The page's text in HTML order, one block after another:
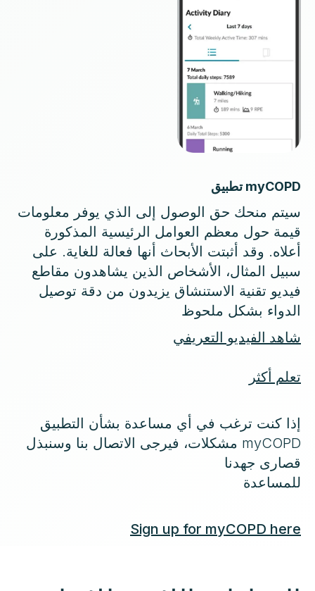
myCOPD تطبيق
سيتم منحك حق الوصول إلى الذي يوفر معلومات
قيمة حول معظم العوامل الرئيسية المذكورة
أعلاه. وقد أثبتت الأبحاث أنها فعالة للغاية. على
سبيل المثال، الأشخاص الذين يشاهدون مقاطع
فيديو تقنية الاستنشاق يزيدون من دقة توصيل
الدواء بشكل ملحوظ
شاهد الفيديو التعريفي
تعلم أكثر
إذا كنت ترغب في أي مساعدة بشأن التطبيق
myCOPD مشكلات، فيرجى الاتصال بنا وسنبذل
قصارى جهدنا
للمساعدة
Sign up for myCOPD here